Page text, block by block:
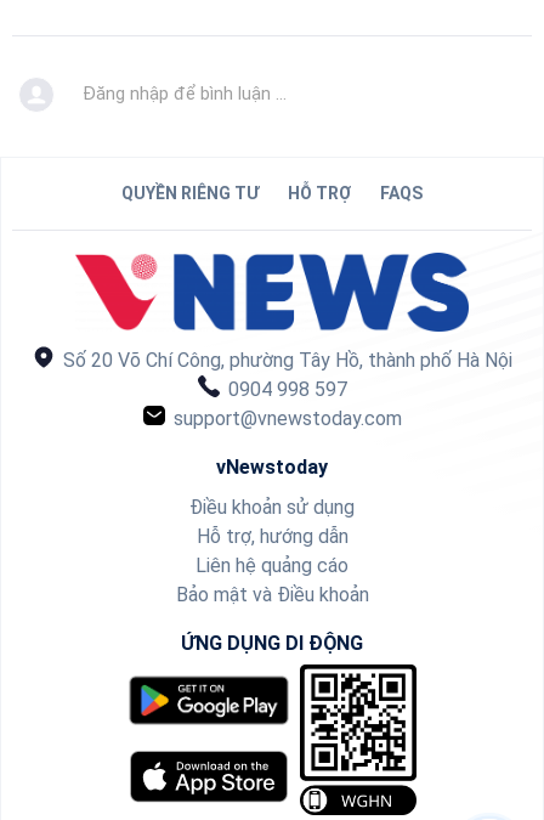
Đăng nhập để bình luận ...
QUYỀN RIÊNG TƯ HỖ TRỢ FAQS
Số 20 Võ Chí Công, phường Tây Hồ, thành phố Hà Nội
0904 998 597
support@vnewstoday.com
vNewstoday
Điều khoản sử dụng
Hỗ trợ, hướng dẫn
Liên hệ quảng cáo
Bảo mật và Điều khoản
ỨNG DỤNG DI ĐỘNG